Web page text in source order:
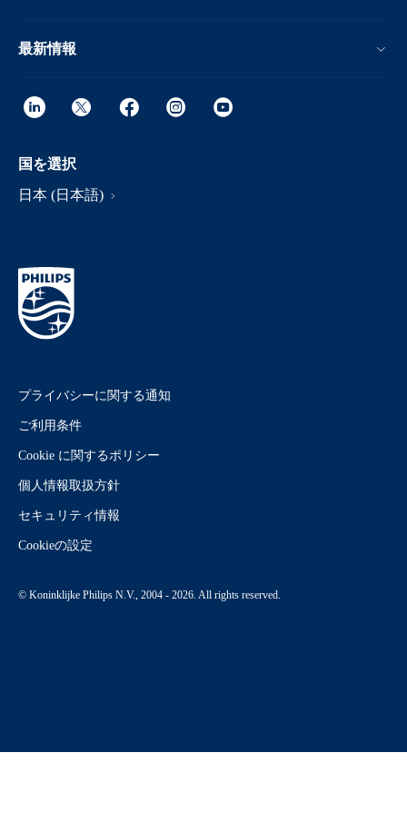
最新情報
国を選択
日本 (日本語)
プライバシーに関する通知
ご利用条件
Cookie に関するポリシー
個人情報取扱方針
セキュリティ情報
Cookieの設定
© Koninklijke Philips N.V., 2004 - 2026. All rights reserved.